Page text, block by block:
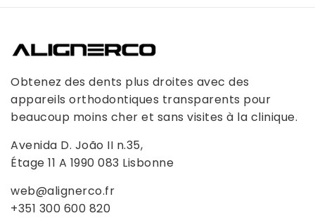
Obtenez des dents plus droites avec des
appareils orthodontiques transparents pour
beaucoup moins cher et sans visites à la clinique.
Avenida D. João II n.35,
Étage 11 A 1990 083 Lisbonne
web@alignerco.fr
+351 300 600 820